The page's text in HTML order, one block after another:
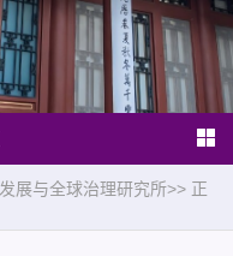
展与全球治理研究所>> 正